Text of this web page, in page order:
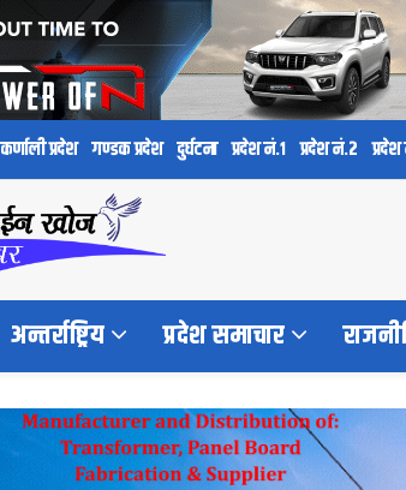
कर्णाली प्रदेश गण्डक प्रदेश दुर्घटना प्रदेश नं.१ प्रदेश नं.२
अन्तर्राष्ट्रिय प्रदेश समाचार